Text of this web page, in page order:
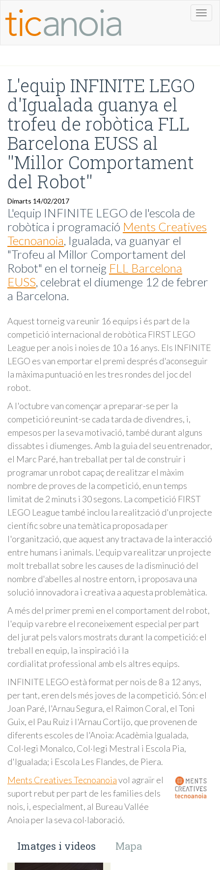
L'equip INFINITE LEGO
d'Igualada guanya el
trofeu de robòtica FLL
Barcelona EUSS al
''Millor Comportament
del Robot''
Dimarts 14/02/2017
L'equip INFINITE LEGO de l'escola de
robòtica i programació Ments Creatives
Tecnoanoia, Igualada, va guanyar el
"Trofeu al Millor Comportament del
Robot" en el torneig FLL Barcelona
EUSS, celebrat el diumenge 12 de febrer
a Barcelona.
Aquest torneig va reunir 16 equips i és part de la
competició internacional de robòtica FIRST LEGO
League per a nois i noies de 10 a 16 anys. Els INFINITE
LEGO es van emportar el premi després d'aconseguir
la màxima puntuació en les tres rondes del joc del
robot.
A l'octubre van començar a preparar-se per la
competició reunint-se cada tarda de divendres, i,
empesos per la seva motivació, també durant alguns
dissabtes i diumenges. Amb la guia del seu entrenador,
el Marc Paré, han treballat per tal de construir i
programar un robot capaç de realitzar el màxim
nombre de proves de la competició, en un temps
limitat de 2 minuts i 30 segons. La competició FIRST
LEGO League també inclou la realització d'un projecte
científic sobre una temàtica proposada per
l'organització, que aquest any tractava de la interacció
entre humans i animals. L'equip va realitzar un projecte
molt treballat sobre les causes de la disminució del
nombre d'abelles al nostre entorn, i proposava una
solució innovadora i creativa a aquesta problemàtica.
A més del primer premi en el comportament del robot,
l'equip va rebre el reconeixement especial per part
del jurat pels valors mostrats durant la competició: el
treball en equip, la inspiració i la
cordialitat professional amb els altres equips.
INFINITE LEGO està format per nois de 8 a 12 anys,
per tant, eren dels més joves de la competició. Són: el
Joan Paré, l'Arnau Segura, el Raimon Coral, el Toni
Guix, el Pau Ruiz i l'Arnau Cortijo, que provenen de
diferents escoles de l'Anoia: Acadèmia Igualada,
Col·legi Monalco, Col·legi Mestral i Escola Pia,
d'Igualada; i Escola Les Flandes, de Piera.
Ments Creatives Tecnoanoiavol agraïr el
suport rebut per part de les families dels
nois, i, especialment, al Bureau Vallée
Anoia per la seva col·laboració.
Imatges i videos Mapa